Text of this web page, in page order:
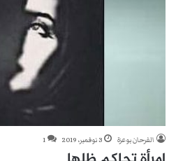
الفرحان بوعزة 3 نوفمبر، 2019 1